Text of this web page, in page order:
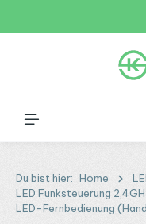
Du bist hier: Home
LED Funksteuerung
LED-Fernbedienung